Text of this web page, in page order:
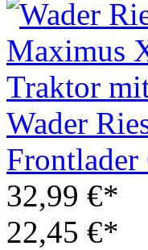
Wader
Frontlader
32,99 €*
22,45 €*